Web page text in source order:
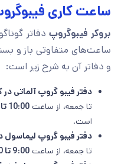
ساعت کاری
بروکر فیبوگروپ دفاتر
ساعت‌های متفاوتی باز و
و دفاتر آن به شرح زیر است:
دفتر فیبو گروپ آلماتی
تا جمعه، از ساعت 10:00 تا 19:00 به وقت آلماتی (GMT+6)
است.
دفتر فیبو گروپ لیماسول
تا جمعه، از ساعت 9:00 تا 18:00 به وقت محلی (GMT+2)